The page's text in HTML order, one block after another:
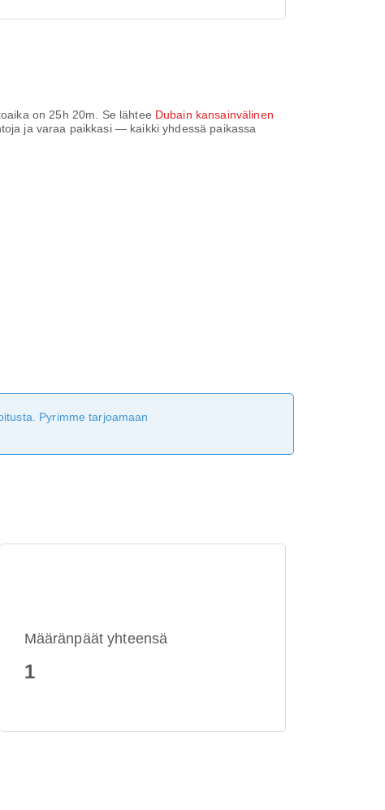
on 25h 20m . Se lähtee Dubain kansainvälinen
ja varaa paikkasi — kaikki yhdessä paikassa
Pyrimme tarjoamaan
Määränpäät yhteensä
1